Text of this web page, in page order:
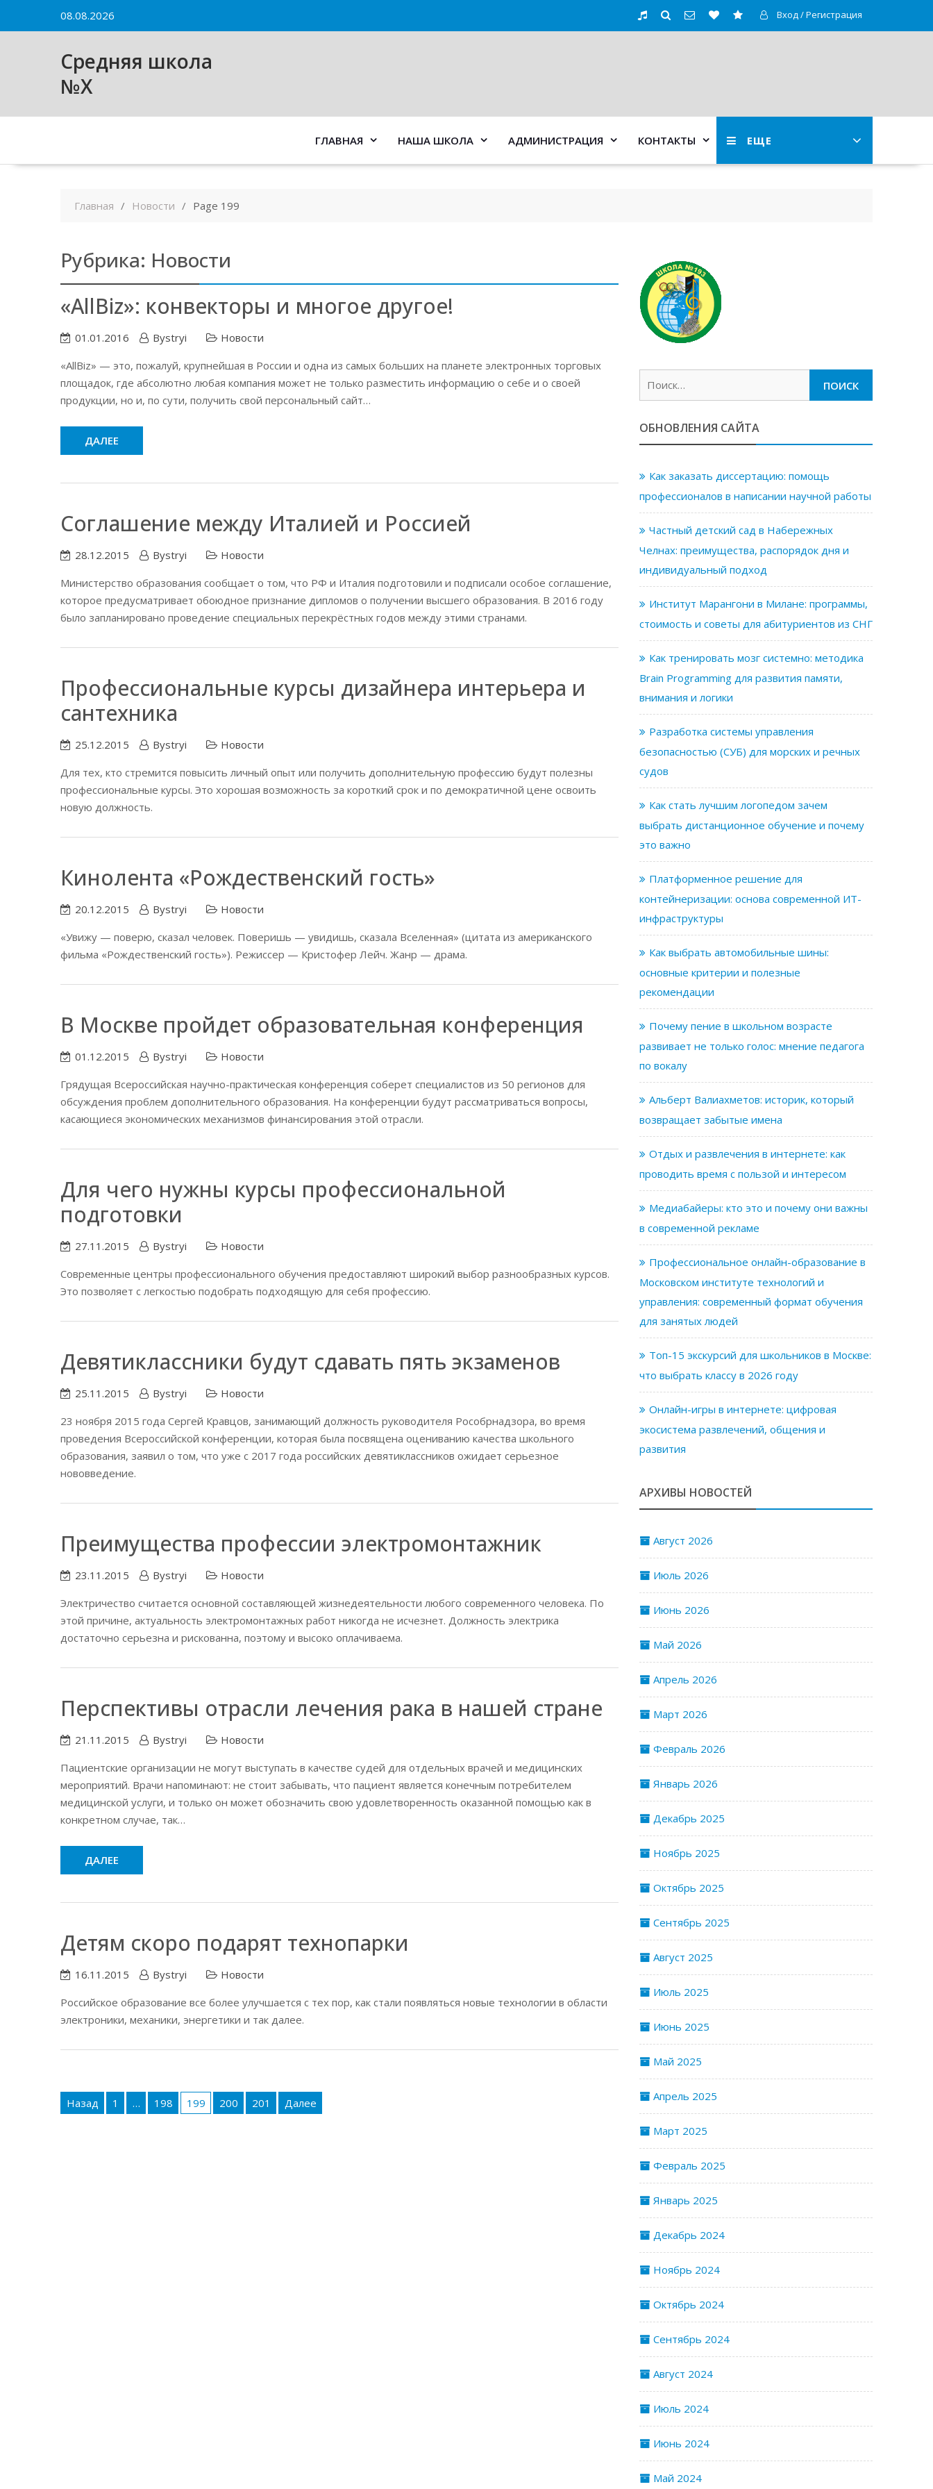
08.08.2026 Вход / Регистрация
Средняя школа
№X
ЕЩЕ
ГЛАВНАЯ НАША ШКОЛА АДМИНИСТРАЦИЯ КОНТАКТЫ
Главная Новости Page 199
Рубрика: Новости
«AllBiz»: конвекторы и многое другое!
01.01.2016 Bystryi
Новости
«AllBiz» — это, пожалуй, крупнейшая в России и одна из самых больших на планете электронных торговых
площадок, где абсолютно любая компания может не только разместить информацию о себе и о своей
продукции, но и, по сути, получить свой персональный сайт…
ДАЛЕЕ
Соглашение между Италией и Россией
28.12.2015 Bystryi
Новости
Министерство образования сообщает о том, что РФ и Италия подготовили и подписали особое соглашение,
которое предусматривает обоюдное признание дипломов о получении высшего образования. В 2016 году
было запланировано проведение специальных перекрёстных годов между этими странами.
Профессиональные курсы дизайнера интерьера и
сантехника
25.12.2015 Bystryi
Новости
Для тех, кто стремится повысить личный опыт или получить дополнительную профессию будут полезны
профессиональные курсы. Это хорошая возможность за короткий срок и по демократичной цене освоить
новую должность.
Кинолента «Рождественский гость»
20.12.2015 Bystryi
Новости
«Увижу — поверю, сказал человек. Поверишь — увидишь, сказала Вселенная» (цитата из американского
фильма «Рождественский гость»). Режиссер — Кристофер Лейч. Жанр — драма.
В Москве пройдет образовательная конференция
01.12.2015 Bystryi
Новости
Грядущая Всероссийская научно-практическая конференция соберет специалистов из 50 регионов для
обсуждения проблем дополнительного образования. На конференции будут рассматриваться вопросы,
касающиеся экономических механизмов финансирования этой отрасли.
Для чего нужны курсы профессиональной
подготовки
27.11.2015 Bystryi
Новости
Современные центры профессионального обучения предоставляют широкий выбор разнообразных курсов.
Это позволяет с легкостью подобрать подходящую для себя профессию.
Девятиклассники будут сдавать пять экзаменов
25.11.2015 Bystryi
Новости
23 ноября 2015 года Сергей Кравцов, занимающий должность руководителя Рособрнадзора, во время
проведения Всероссийской конференции, которая была посвящена оцениванию качества школьного
образования, заявил о том, что уже с 2017 года российских девятиклассников ожидает серьезное
нововведение.
Преимущества профессии электромонтажник
23.11.2015 Bystryi
Новости
Электричество считается основной составляющей жизнедеятельности любого современного человека. По
этой причине, актуальность электромонтажных работ никогда не исчезнет. Должность электрика
достаточно серьезна и рискованна, поэтому и высоко оплачиваема.
Перспективы отрасли лечения рака в нашей стране
21.11.2015 Bystryi
Новости
Пациентские организации не могут выступать в качестве судей для отдельных врачей и медицинских
мероприятий. Врачи напоминают: не стоит забывать, что пациент является конечным потребителем
медицинской услуги, и только он может обозначить свою удовлетворенность оказанной помощью как в
конкретном случае, так…
ДАЛЕЕ
Детям скоро подарят технопарки
16.11.2015 Bystryi
Новости
Российское образование все более улучшается с тех пор, как стали появляться новые технологии в области
электроники, механики, энергетики и так далее.
Пагинация
записей
Назад 1 … 198 199 200 201 Далее
ОБНОВЛЕНИЯ САЙТА
Как заказать диссертацию: помощь
профессионалов в написании научной работы
Частный детский сад в Набережных
Челнах: преимущества, распорядок дня и
индивидуальный подход
Институт Марангони в Милане: программы,
стоимость и советы для абитуриентов из СНГ
Как тренировать мозг системно: методика
Brain Programming для развития памяти,
внимания и логики
Разработка системы управления
безопасностью (СУБ) для морских и речных
судов
Как стать лучшим логопедом зачем
выбрать дистанционное обучение и почему
это важно
Платформенное решение для
контейнеризации: основа современной ИТ-
инфраструктуры
Как выбрать автомобильные шины:
основные критерии и полезные
рекомендации
Почему пение в школьном возрасте
развивает не только голос: мнение педагога
по вокалу
Альберт Валиахметов: историк, который
возвращает забытые имена
Отдых и развлечения в интернете: как
проводить время с пользой и интересом
Медиабайеры: кто это и почему они важны
в современной рекламе
Профессиональное онлайн-образование в
Московском институте технологий и
управления: современный формат обучения
для занятых людей
Топ-15 экскурсий для школьников в Москве:
что выбрать классу в 2026 году
Онлайн-игры в интернете: цифровая
экосистема развлечений, общения и
развития
АРХИВЫ НОВОСТЕЙ
Август 2026
Июль 2026
Июнь 2026
Май 2026
Апрель 2026
Март 2026
Февраль 2026
Январь 2026
Декабрь 2025
Ноябрь 2025
Октябрь 2025
Сентябрь 2025
Август 2025
Июль 2025
Июнь 2025
Май 2025
Апрель 2025
Март 2025
Февраль 2025
Январь 2025
Декабрь 2024
Ноябрь 2024
Октябрь 2024
Сентябрь 2024
Август 2024
Июль 2024
Июнь 2024
Май 2024